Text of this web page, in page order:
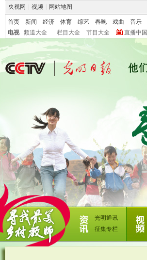
央视网 视频 网站地图
首页 新闻 经济 体育 综艺 春晚 戏曲 音乐
电视
频道大全 栏目大全 节目大全 直播中国
光明通讯
征集专栏